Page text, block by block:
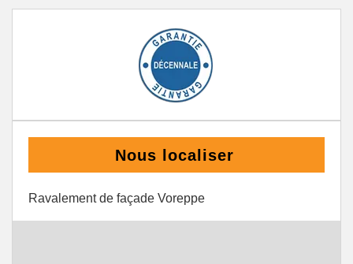
Nous localiser
Ravalement de façade Voreppe